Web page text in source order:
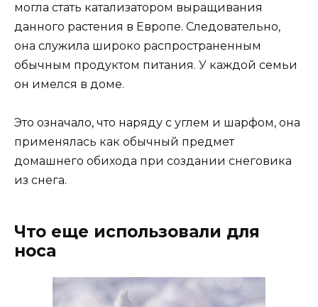
могла стать катализатором выращивания
данного растения в Европе. Следовательно,
она служила широко распространенным
обычным продуктом питания. У каждой семьи
он имелся в доме.
Это означало, что наряду с углем и шарфом, она
применялась как обычный предмет
домашнего обихода при создании снеговика
из снега.
Что еще использовали для
носа